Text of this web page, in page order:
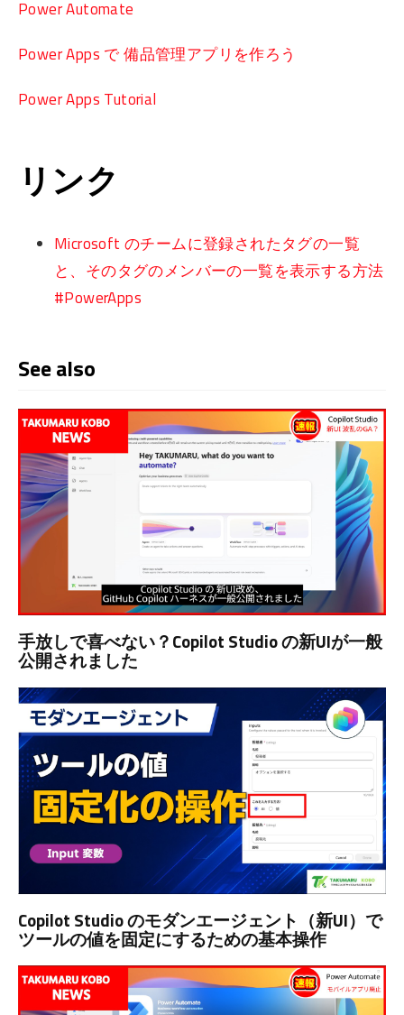
Power Automate
Power Apps で 備品管理アプリを作ろう
Power Apps Tutorial
リンク
Microsoft のチームに登録されたタグの一覧
と、そのタグのメンバーの一覧を表示する方法
#PowerApps
See also
手放しで喜べない？Copilot Studio の新UIが一般
公開されました
Copilot Studio のモダンエージェント（新UI）で
ツールの値を固定にするための基本操作